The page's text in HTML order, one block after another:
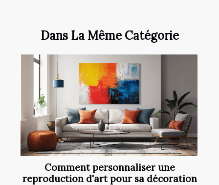
Dans La Même Catégorie
Comment personnaliser une
reproduction d'art pour sa décoration